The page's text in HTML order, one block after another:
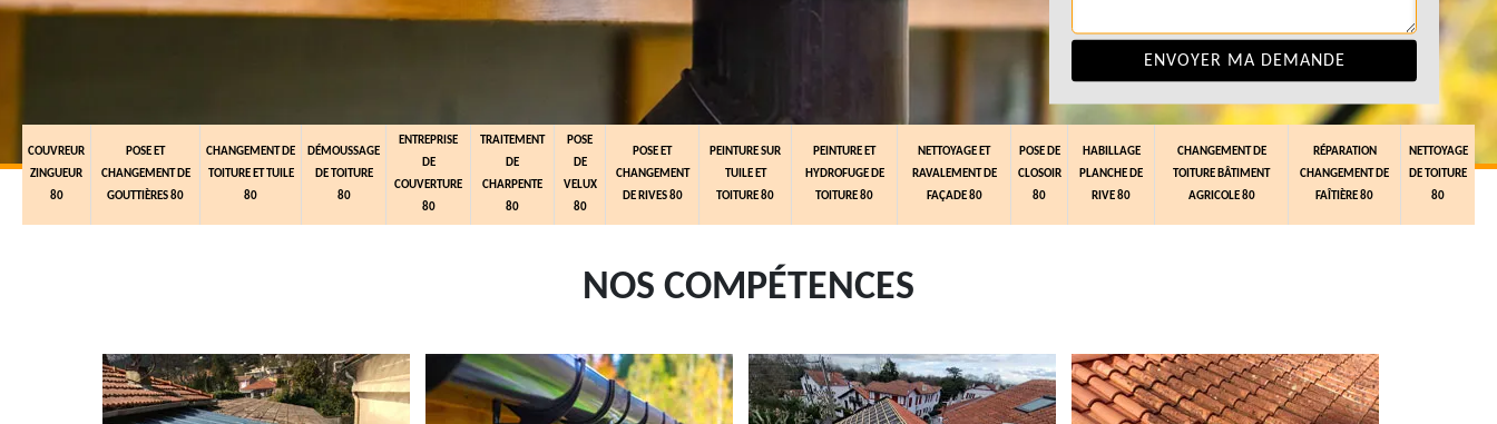
COUVREUR
ZINGUEUR
80
POSE ET
CHANGEMENT DE
GOUTTIÈRES 80
CHANGEMENT DE
TOITURE ET TUILE
80
DÉMOUSSAGE
DE TOITURE
80
ENTREPRISE
DE
COUVERTURE
80
TRAITEMENT
DE
CHARPENTE
80
POSE
DE
VELUX
80
POSE ET
CHANGEMENT
DE RIVES 80
PEINTURE SUR
TUILE ET
TOITURE 80
PEINTURE ET
HYDROFUGE DE
TOITURE 80
NETTOYAGE ET
RAVALEMENT DE
FAÇADE 80
POSE DE
CLOSOIR
80
HABILLAGE
PLANCHE DE
RIVE 80
CHANGEMENT DE
TOITURE BÂTIMENT
AGRICOLE 80
RÉPARATION
CHANGEMENT DE
FAÎTIÈRE 80
NETTOYAGE
DE TOITURE
80
NOS COMPÉTENCES